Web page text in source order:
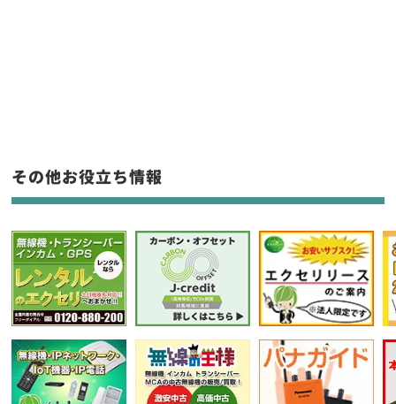
フリーワード入力(製品名等)
選択条件をリセット
その他お役立ち情報